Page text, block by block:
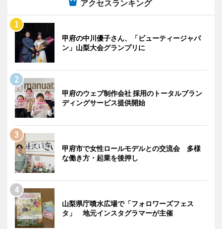
アクセスランキング
甲府の中川優子さん、「ビューティージャパ
ン」山梨大会グランプリに
甲府のウェブ制作会社 採用のトータルブラン
ディングサービス提供開始
甲府市で女性ロールモデルとの交流会 多様
な働き方・起業を後押し
山梨県庁噴水広場で「フォロワーズフェス
タ」 地元インスタグラマーが主催